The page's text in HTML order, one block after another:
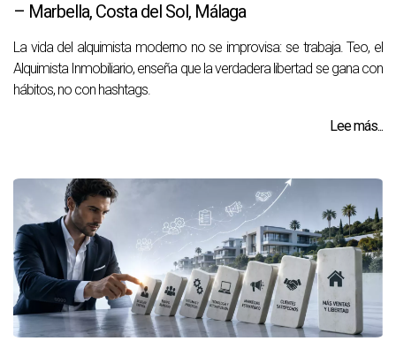
– Marbella, Costa del Sol, Málaga
La vida del alquimista moderno no se improvisa: se trabaja. Teo, el
Alquimista Inmobiliario, enseña que la verdadera libertad se gana con
hábitos, no con hashtags.
Lee más...